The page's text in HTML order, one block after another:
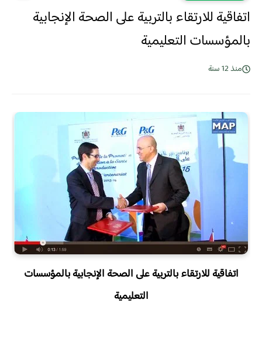
اتفاقية للارتقاء بالتربية على الصحة الإنجابية
بالمؤسسات التعليمية
منذ 12 سنة
اتفاقية للارتقاء بالتربية على الصحة الإنجابية بالمؤسسات
التعليمية